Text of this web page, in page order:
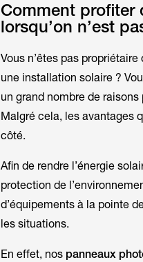
Comment profiter
lorsqu’on n’est
Vous n’êtes pas
une installation solaire ?
un grand nombre de
Malgré cela, les avantages
côté.
Afin de rendre l’énergie
protection de
d’équipements à la pointe
les situations.
En effet, nos panneaux